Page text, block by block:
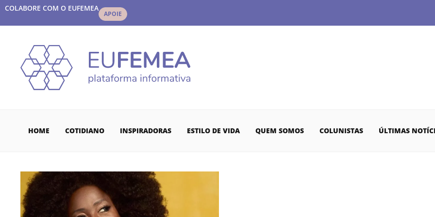
COLABORE COM O EUFEMEA
APOIE
HOME COTIDIANO INSPIRADORAS ESTILO DE VIDA QUEM SOMOS COLUNISTAS ÚLTIMAS